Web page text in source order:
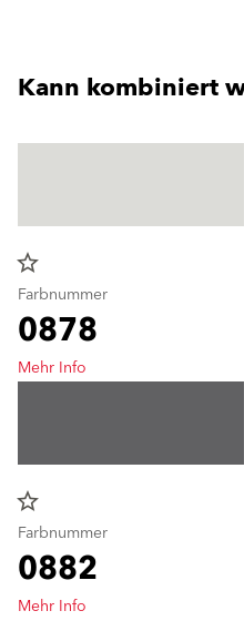
Kann kombiniert
star_border
Farbnummer
0878
Mehr Info
star_border
Farbnummer
0882
Mehr Info